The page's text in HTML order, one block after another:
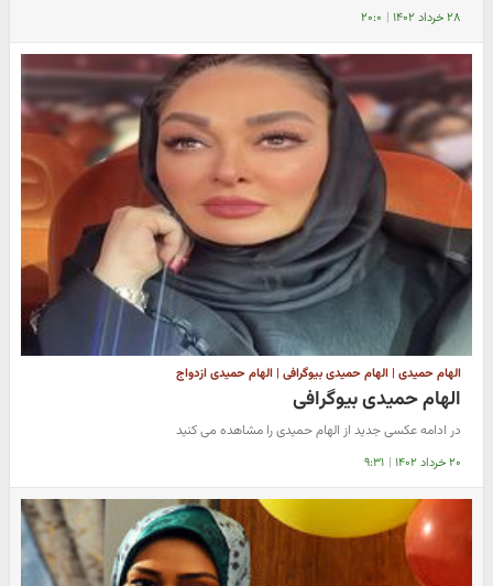
۲۸ خرداد ۱۴۰۲ | ۲۰:۰
الهام حمیدی | الهام حمیدی بیوگرافی | الهام حمیدی ازدواج
الهام حمیدی بیوگرافی
در ادامه عکسی جدید از الهام حمیدی را مشاهده می کنید
۲۰ خرداد ۱۴۰۲ | ۹:۳۱